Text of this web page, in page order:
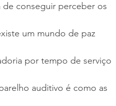
de conseguir perceber os
um mundo de paz
por tempo de serviço
auditivo é como as